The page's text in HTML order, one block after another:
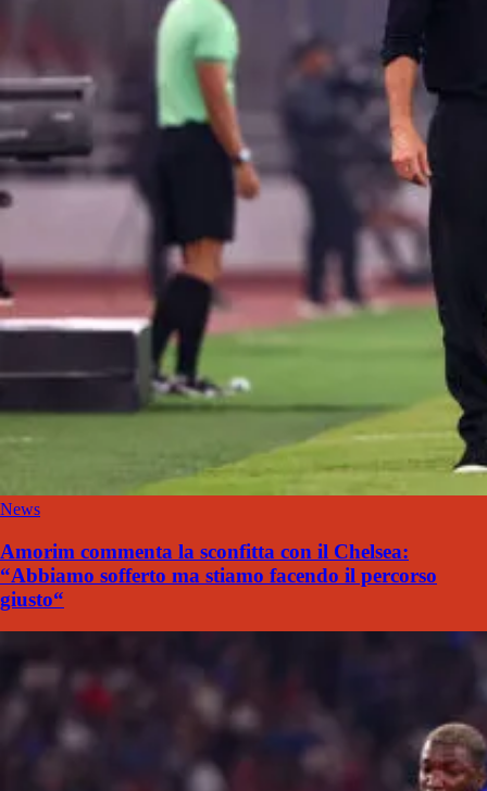
News
Amorim commenta la sconfitta con il Chelsea:
“Abbiamo sofferto ma stiamo facendo il percorso
giusto“